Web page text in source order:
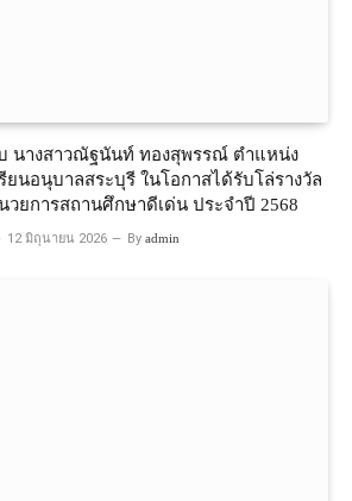
นางสาวณัฐนันท์ ทองสุพรรณ์ ตำแหน่ง
ยนอนุบาลสระบุรี ในโอกาสได้รับโล่รางวัล
วยการสถานศึกษาดีเด่น ประจำปี 2568
12 มิถุนายน 2026 By admin